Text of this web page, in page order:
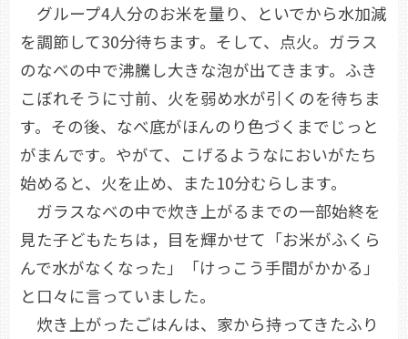
グループ4人分のお米を量り、といでから水加減
を調節して30分待ちます。そして、点火。ガラス
のなべの中で沸騰し大きな泡が出てきます。ふき
こぼれそうに寸前、火を弱め水が引くのを待ちま
す。その後、なべ底がほんのり色づくまでじっと
がまんです。やがて、こげるようなにおいがたち
始めると、火を止め、また10分むらします。
ガラスなべの中で炊き上がるまでの一部始終を
見た子どもたちは，目を輝かせて「お米がふくら
んで水がなくなった」「けっこう手間がかかる」
と口々に言っていました。
炊き上がったごはんは、家から持ってきたふり